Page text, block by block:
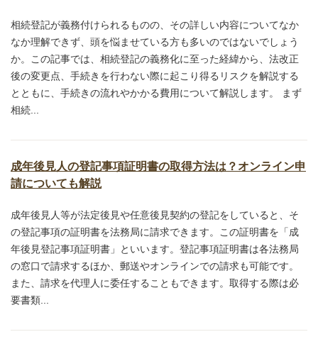
相続登記が義務付けられるものの、その詳しい内容についてなか
なか理解できず、頭を悩ませている方も多いのではないでしょう
か。この記事では、相続登記の義務化に至った経緯から、法改正
後の変更点、手続きを行わない際に起こり得るリスクを解説する
とともに、手続きの流れやかかる費用について解説します。 まず
相続...
成年後見人の登記事項証明書の取得方法は？オンライン申
請についても解説
成年後見人等が法定後見や任意後見契約の登記をしていると、そ
の登記事項の証明書を法務局に請求できます。この証明書を「成
年後見登記事項証明書」といいます。登記事項証明書は各法務局
の窓口で請求するほか、郵送やオンラインでの請求も可能です。
また、請求を代理人に委任することもできます。取得する際は必
要書類...